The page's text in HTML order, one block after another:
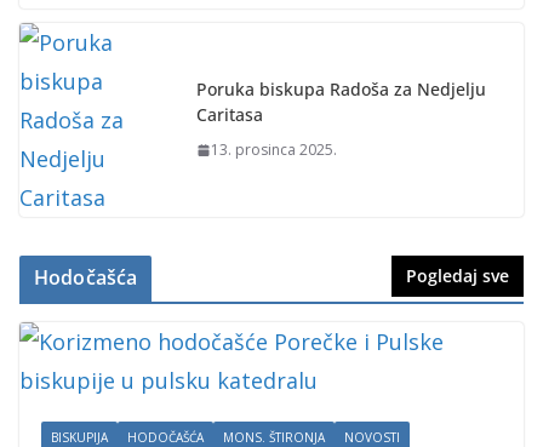
Poruka biskupa Radoša za Nedjelju
Caritasa
13. prosinca 2025.
Hodočašća Pogledaj sve
BISKUPIJA HODOČAŠĆA MONS. ŠTIRONJA NOVOSTI